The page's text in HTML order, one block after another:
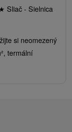
Sliač - Sielnica
si neomezený
termální